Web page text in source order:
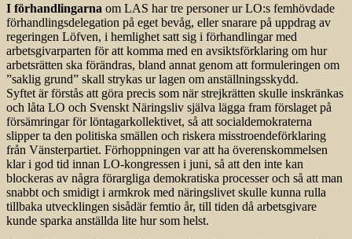
I förhandlingarna om LAS har tre personer ur LO:s femhövdade
förhandlingsdelegation på eget bevåg, eller snarare på uppdrag av
regeringen Löfven, i hemlighet satt sig i förhandlingar med
arbetsgivarparten för att komma med en avsiktsförklaring om hur
arbetsrätten ska förändras, bland annat genom att formuleringen om
”saklig grund” skall strykas ur lagen om anställningsskydd.
Syftet är förstås att göra precis som när strejkrätten skulle inskränkas
och låta LO och Svenskt Näringsliv själva lägga fram förslaget på
försämringar för löntagarkollektivet, så att socialdemokraterna
slipper ta den politiska smällen och riskera misstroendeförklaring
från Vänsterpartiet. Förhoppningen var att ha överenskommelsen
klar i god tid innan LO-kongressen i juni, så att den inte kan
blockeras av några förargliga demokratiska processer och så att man
snabbt och smidigt i armkrok med näringslivet skulle kunna rulla
tillbaka utvecklingen sisådär femtio år, till tiden då arbetsgivare
kunde sparka anställda lite hur som helst.